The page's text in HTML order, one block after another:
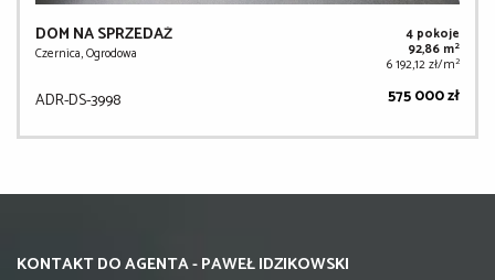
DOM NA SPRZEDAŻ
Czernica, Ogrodowa
4 pokoje
92,86 m2
6 192,12 zł/m2
ADR-DS-3998 575 000 zł
KONTAKT DO AGENTA - PAWEŁ IDZIKOWSKI